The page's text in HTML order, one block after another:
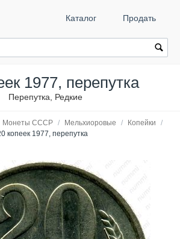
Каталог Продать
1977, перепутка
Перепутка, Редкие
Монеты СССР / Мельхиоровые / Копейки
/
копеек 1977, перепутка